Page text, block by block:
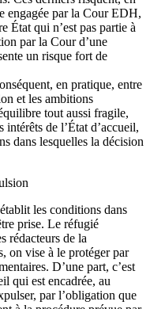
engagée par la Cour EDH,
État qui n’est pas partie à
par la Cour d’une
un risque fort de
en pratique, entre
et les ambitions
tout aussi fragile,
de l’État d’accueil,
dans lesquelles la décision
les conditions dans
prise. Le réfugié
rédacteurs de la
on vise à le protéger par
D’une part, c’est
qui est encadrée, au
par l’obligation que